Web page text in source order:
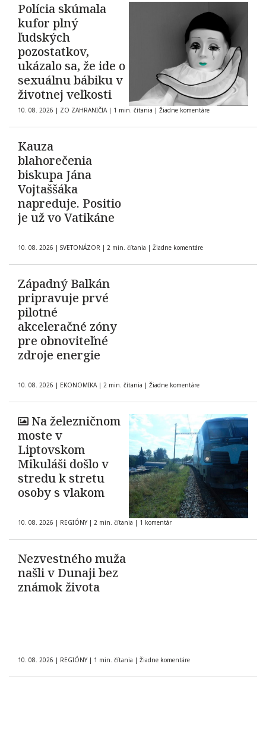
Polícia skúmala
kufor plný
ľudských
pozostatkov,
ukázalo sa, že ide o
sexuálnu bábiku v
životnej veľkosti
10. 08. 2026 | ZO ZAHRANIČIA | 1 min. čítania | Žiadne komentáre
Kauza
blahorečenia
biskupa Jána
Vojtaššáka
napreduje. Positio
je už vo Vatikáne
10. 08. 2026 | SVETONÁZOR | 2 min. čítania | Žiadne komentáre
Západný Balkán
pripravuje prvé
pilotné
akceleračné zóny
pre obnoviteľné
zdroje energie
10. 08. 2026 | EKONOMIKA | 2 min. čítania | Žiadne komentáre
Na železničnom
moste v
Liptovskom
Mikuláši došlo v
stredu k stretu
osoby s vlakom
10. 08. 2026 | REGIÓNY | 2 min. čítania | 1 komentár
Nezvestného muža
našli v Dunaji bez
známok života
10. 08. 2026 | REGIÓNY | 1 min. čítania | Žiadne komentáre